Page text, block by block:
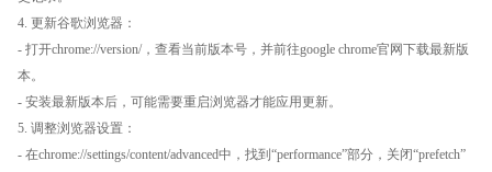
4. 更新谷歌浏览器：
- 打开chrome://version/，查看当前版本号，并前往google chrome官网下载最新版
本。
- 安装最新版本后，可能需要重启浏览器才能应用更新。
5. 调整浏览器设置：
- 在chrome://settings/content/advanced中，找到“performance”部分，关闭“prefetch”